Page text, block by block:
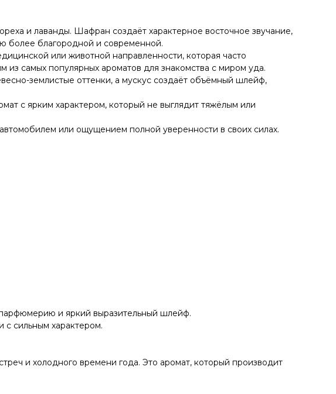
и лаванды. Шафран создаёт характерное восточное звучание,
более благородной и современной.
или животной направленности, которая часто
из самых популярных ароматов для знакомства с миром уда.
землистые оттенки, а мускус создаёт объёмный шлейф,
с ярким характером, который не выглядит тяжёлым или
или ощущением полной уверенности в своих силах.
и яркий выразительный шлейф.
сильным характером.
и холодного времени года. Это аромат, который производит